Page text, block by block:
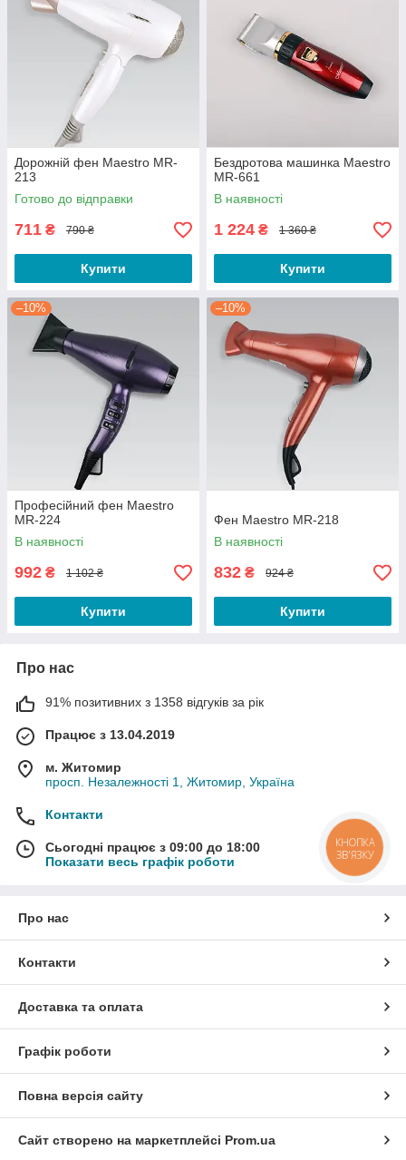
Дорожній фен Maestro MR-
213
Готово до відправки
711 ₴ 790 ₴
Купити
Бездротова машинка Maestro
MR-661
В наявності
1 224 ₴ 1 360 ₴
Купити
–10%
Професійний фен Maestro
MR-224
В наявності
992 ₴ 1 102 ₴
Купити
–10%
Фен Maestro MR-218
В наявності
832 ₴ 924 ₴
Купити
Про нас
91% позитивних з 1358 відгуків за рік
Працює з 13.04.2019
м. Житомир
просп. Незалежності 1, Житомир, Україна
Контакти
Сьогодні працює з 09:00 до 18:00
Показати весь графік роботи
Про нас
Контакти
Доставка та оплата
Графік роботи
Повна версія сайту
Сайт створено на маркетплейсі Prom.ua
КНОПКА
ЗВ'ЯЗКУ